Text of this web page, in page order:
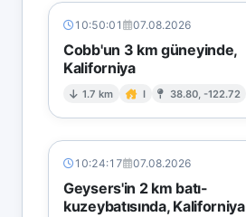
10:50:01 07.08.2026
Cobb'un 3 km güneyinde,
Kaliforniya
1.7 km I 38.80, -122.72
10:24:17 07.08.2026
Geysers'in 2 km batı-
kuzeybatısında, Kaliforniya